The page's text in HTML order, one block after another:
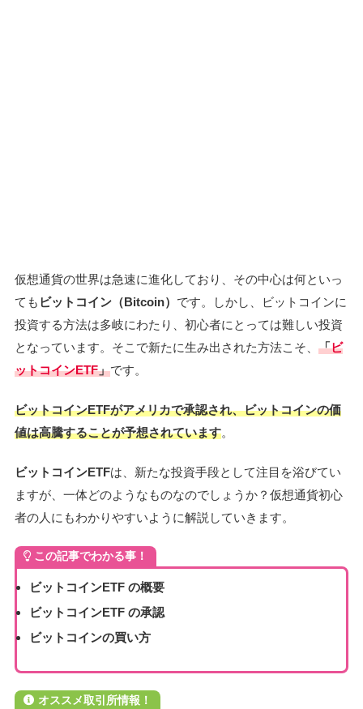
仮想通貨の世界は急速に進化しており、その中心は何といっ
ても ビットコイン（Bitcoin） です。しかし、ビットコインに
投資する方法は多岐にわたり、初心者にとっては難しい投資
となっています。そこで新たに生み出された方法こそ、 「ビ
ットコインETF」です。
ビットコインETFがアメリカで承認され、ビットコインの価
値は高騰することが予想されています。
ビットコインETFは、新たな投資手段として注目を浴びてい
ますが、一体どのようなものなのでしょうか？仮想通貨初心
者の人にもわかりやすいように解説していきます。
この記事でわかる事！
ビットコインETF の概要
ビットコインETF の承認
ビットコインの買い方
オススメ取引所情報！